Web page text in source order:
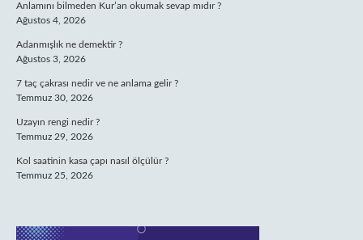
Anlamını bilmeden Kur’an okumak sevap mıdır ?
Ağustos 4, 2026
Adanmışlık ne demektir ?
Ağustos 3, 2026
7 taç çakrası nedir ve ne anlama gelir ?
Temmuz 30, 2026
Uzayın rengi nedir ?
Temmuz 29, 2026
Kol saatinin kasa çapı nasıl ölçülür ?
Temmuz 25, 2026